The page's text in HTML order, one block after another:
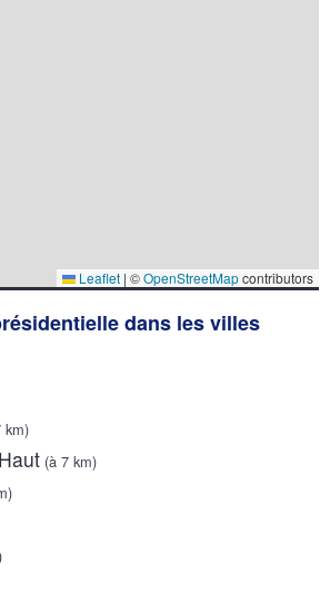
Leaflet | ©OpenStreetMapcontributors
dans les villes
(à 7 km)